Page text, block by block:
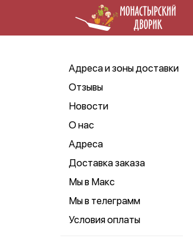
Адреса и зоны доставки
Отзывы
Новости
О нас
Адреса
Доставка заказа
Мы в Макс
Мы в телеграмм
Условия оплаты